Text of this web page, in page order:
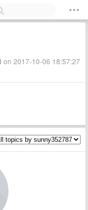
on 2017-10-06 18:57:27